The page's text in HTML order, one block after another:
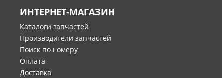
ИНТЕРНЕТ-МАГАЗИН
Каталоги запчастей
Производители запчастей
Поиск по номеру
Оплата
Доставка